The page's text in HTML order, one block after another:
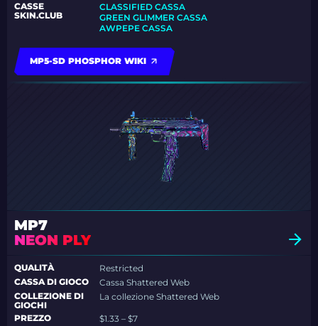
CASSE
SKIN.CLUB
CLASSIFIED CASSA
GREEN GLIMMER CASSA
AWPEPE CASSA
MP5-SD PHOSPHOR WIKI
MP7
NEON PLY
QUALITÀ
Restricted
CASSA DI GIOCO
Cassa Shattered Web
COLLEZIONE DI
GIOCHI
La collezione Shattered Web
PREZZO
$1.33 – $7